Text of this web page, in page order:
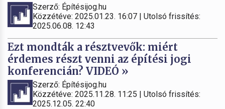
Szerző: Építésijog.hu
Közzétéve: 2025.01.23. 16:07 | Utolsó frissítés:
2025.06.08. 12:43
Ezt mondták a résztvevők: miért
érdemes részt venni az építési jogi
konferencián? VIDEÓ »
Szerző: Építésijog.hu
Közzétéve: 2025.11.28. 11:25 | Utolsó frissítés:
2025.12.05. 22:40